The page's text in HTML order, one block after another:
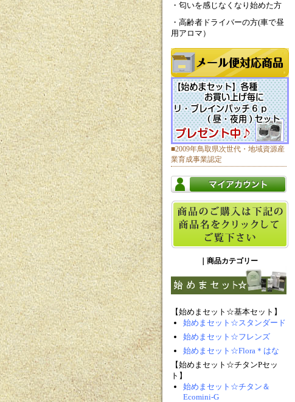
・匂いを感じなくなり始めた方
・高齢者ドライバーの方(車で昼
用アロマ）
■2009年鳥取県次世代・地域資源産
業育成事業認定
｜商品カテゴリー
【始めまセット☆基本セット】
始めまセット☆スタンダード
始めまセット☆フレンズ
始めまセット☆Flora＊はな
【始めまセット☆チタンPセッ
ト】
始めまセット☆チタン＆
Ecomini-G